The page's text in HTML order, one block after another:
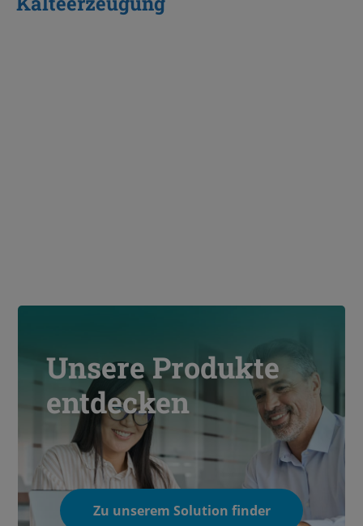
Unsere Produkte
entdecken
Zu unserem Solution finder